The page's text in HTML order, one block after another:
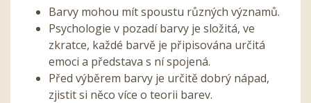
Barvy mohou mít spoustu různých významů.
Psychologie v pozadí barvy je složitá, ve
zkratce, každé barvě je připisována určitá
emoci a představa s ní spojená.
Před výběrem barvy je určitě dobrý nápad,
zjistit si něco více o teorii barev.